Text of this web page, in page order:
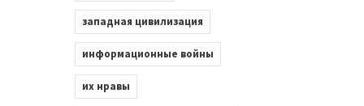
западная цивилизация
информационные войны
их нравы